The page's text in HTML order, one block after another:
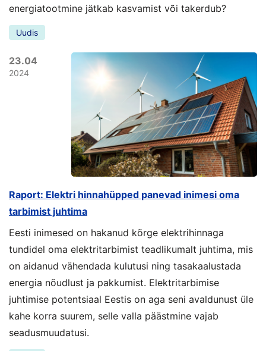
energiatootmine jätkab kasvamist või takerdub?
Uudis
23.04
2024
Raport: Elektri hinnahüpped panevad inimesi oma
tarbimist juhtima
Eesti inimesed on hakanud kõrge elektrihinnaga
tundidel oma elektritarbimist teadlikumalt juhtima, mis
on aidanud vähendada kulutusi ning tasakaalustada
energia nõudlust ja pakkumist. Elektritarbimise
juhtimise potentsiaal Eestis on aga seni avaldunust üle
kahe korra suurem, selle valla päästmine vajab
seadusmuudatusi.